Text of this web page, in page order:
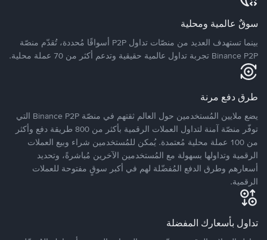
سوقٌ عالمية ومحلية
بينما تستهدف العديد من منصّات تداول P2P أسواقًا مُحددة، تُقدّم منصّة
Binance P2P تجربة تداول عالمية حقيقية وتدعم أكثر من 70 عملة محلية.
طرق دفع مرنة
يضع ملايين المُستخدمين حول العالم ثقتهم في منصّة Binance P2P التي
توفّر منصّة آمنة لتداول العملات الرقمية بأكثر من 800 طريقة دفع وأكثر
من 100 عملة محلية مُعتمدة. يُمكن للمُستخدمين شراء وبيع العملات
الرقمية وتداولها بسهولة مع المُستخدمين الآخرين مُباشرةً، وتحديد
أسعارهم وطرق الدفع المُفضّلة لهم في أكبر سوقٍ مفتوحة للعملات
الرقمية.
تداول بأسعارك المفضلة